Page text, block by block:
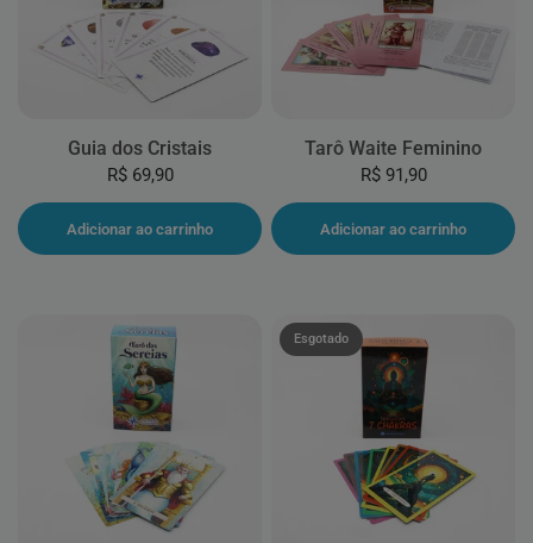
Guia dos Cristais
R$ 69,90
Adicionar ao carrinho
Tarô Waite Feminino
R$ 91,90
Adicionar ao carrinho
Esgotado